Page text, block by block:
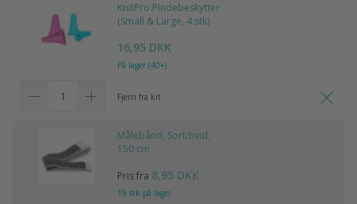
KnitPro Pindebeskytter
(Small & Large, 4 stk)
16,95 DKK
På lager (40+)
Fjern fra kit
Målebånd, Sort/hvid,
150 cm
Pris fra 8,95 DKK
19 stk på lager